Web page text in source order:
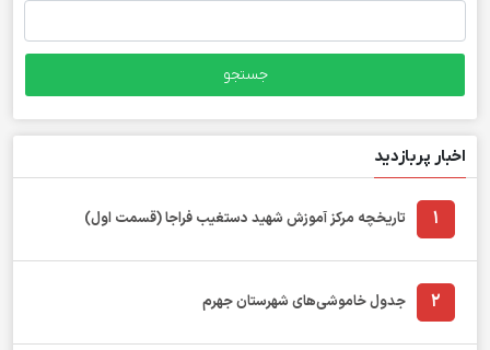
برای:
اخبار پربازدید
1 تاریخچه مرکز آموزش شهید دستغیب فراجا (قسمت اول)
2 جدول خاموشی‌های شهرستان جهرم